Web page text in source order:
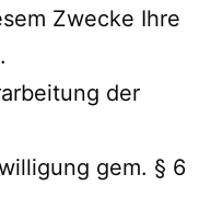
Zwecke Ihre
der
gem. § 6